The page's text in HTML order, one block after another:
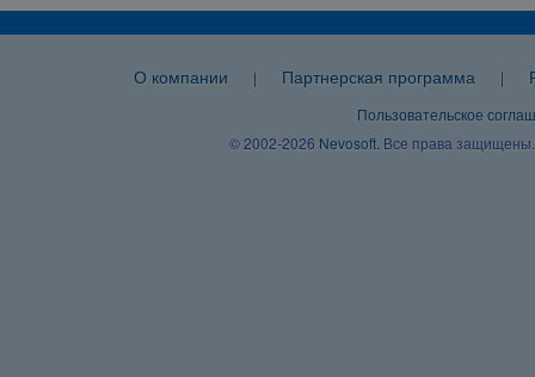
О компании | Партнерская программа |
Пользовательское
© 2002-2026 Nevosoft . Все права защищены